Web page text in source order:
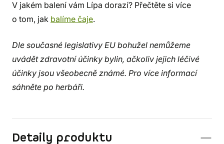
V jakém balení vám Lípa dorazí? Přečtěte si více
o tom, jak balíme čaje.
Dle současné legislativy EU bohužel nemůžeme
uvádět zdravotní účinky bylin, ačkoliv jejich léčivé
účinky jsou všeobecně známé. Pro více informací
sáhněte po herbáři.
Detaily produktu